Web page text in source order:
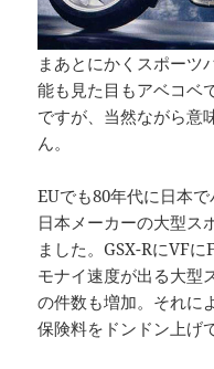
まあとにかくスポーツ
能も見た目もアベコベ
ですが、当然ながら意
ん。
EUでも80年代に日本
日本メーカーの大型ス
ました。GSX-RにVF
モナイ速度が出る大型
の件数も増加。それに
保険料をドンドン上げ